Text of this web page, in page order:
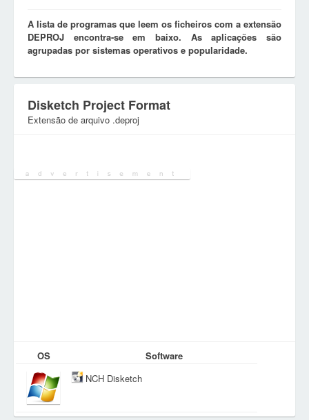
A lista de programas que leem os ficheiros com a extensão
DEPROJ encontra-se em baixo. As aplicações são
agrupadas por sistemas operativos e popularidade.
Disketch Project Format
Extensão de arquivo .deproj
OS
Software
NCH Disketch